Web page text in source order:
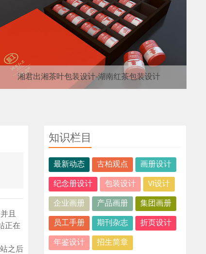
湘君出湘茶叶包装设计-湖南红茶包装设计
且
正在
之后
知识栏目
最新动态 古柏观点 画册设计
纪念册设计 包装设计 VI设计
企业画册 产品画册 集团画册
员工手册 期刊杂志 折页设计
年鉴设计 招生简章